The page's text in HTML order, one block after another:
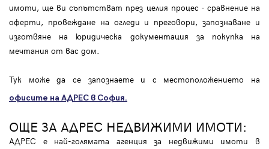
имоти, ще ви съпътстват през целия процес - сравнение на
оферти, провеждане на огледи и преговори, запознаване и
изготвяне на юридическа документация за покупка на
мечтания от вас дом.
Тук може да се запознаете и с местоположението на
офисите на АДРЕС в София.
ОЩЕ ЗА АДРЕС НЕДВИЖИМИ ИМОТИ:
АДРЕС е най-голямата агенция за недвижими имоти в